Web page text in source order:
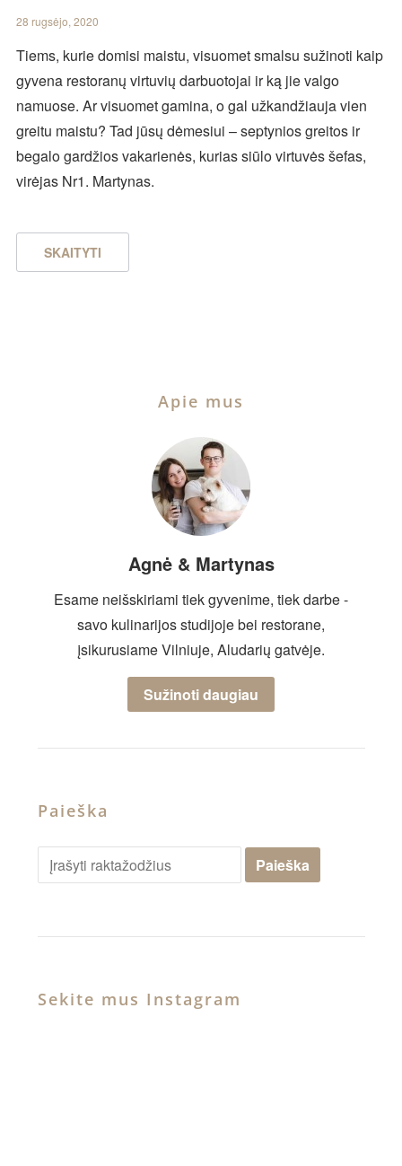
28 rugsėjo, 2020
Tiems, kurie domisi maistu, visuomet smalsu sužinoti kaip
gyvena restoranų virtuvių darbuotojai ir ką jie valgo
namuose. Ar visuomet gamina, o gal užkandžiauja vien
greitu maistu? Tad jūsų dėmesiui – septynios greitos ir
begalo gardžios vakarienės, kurias siūlo virtuvės šefas,
virėjas Nr1. Martynas.
SKAITYTI
Apie mus
Agnė & Martynas
Esame neišskiriami tiek gyvenime, tiek darbe -
savo kulinarijos studijoje bei restorane,
įsikurusiame Vilniuje, Aludarių gatvėje.
Sužinoti daugiau
Paieška
Sekite mus Instagram